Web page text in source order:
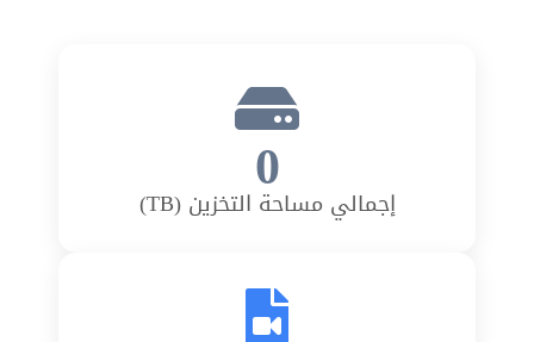
0
إجمالي مساحة التخزين (TB)